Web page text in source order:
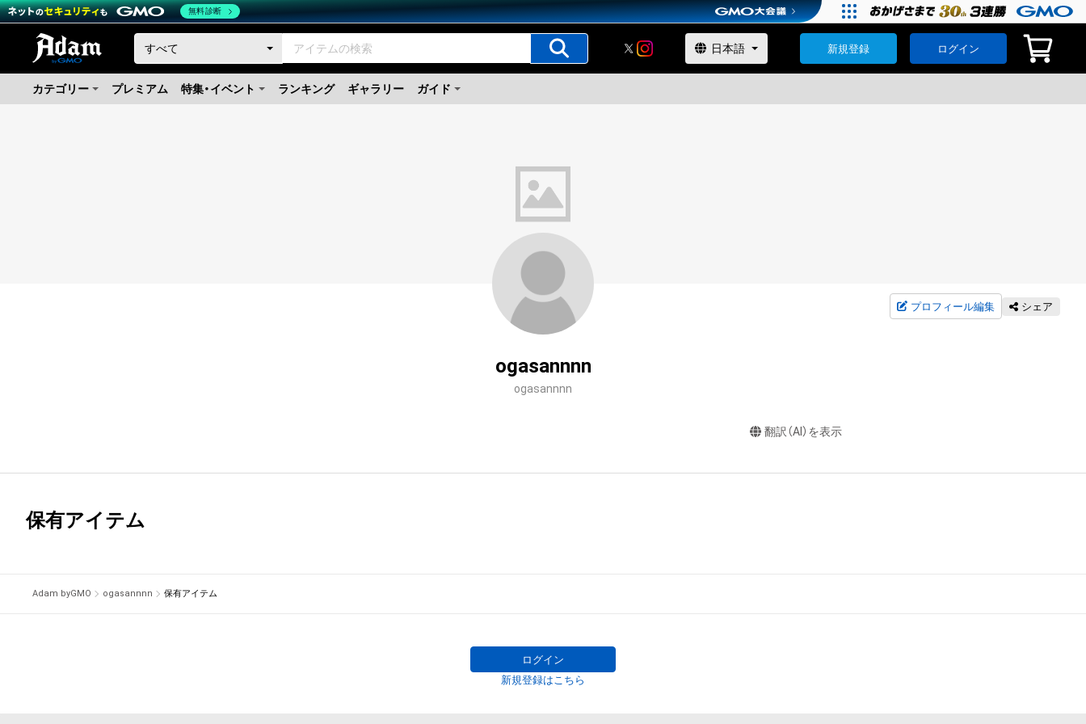
新規登録 ログイン
カテゴリー プレミアム 特集・イベント ランキング ギャラリー ガイド
プロフィール編集 シェア
ogasannnn
ogasannnn
翻訳（AI）を表示
保有アイテム
Adam byGMO ogasannnn 保有アイテム
ログイン
新規登録はこちら
無料診断